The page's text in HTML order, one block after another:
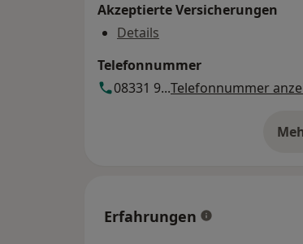
Akzeptierte Versicherungen
Details
Telefonnummer
08331 9...Telefonnummer
Erfahrungen